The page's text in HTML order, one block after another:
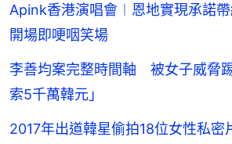
Apink香港演唱會︱恩地實現承諾
開場即哽咽笑場
李善均案完整時間軸 被女子威脅
索5千萬韓元」
2017年出道韓星偷拍18位女性私